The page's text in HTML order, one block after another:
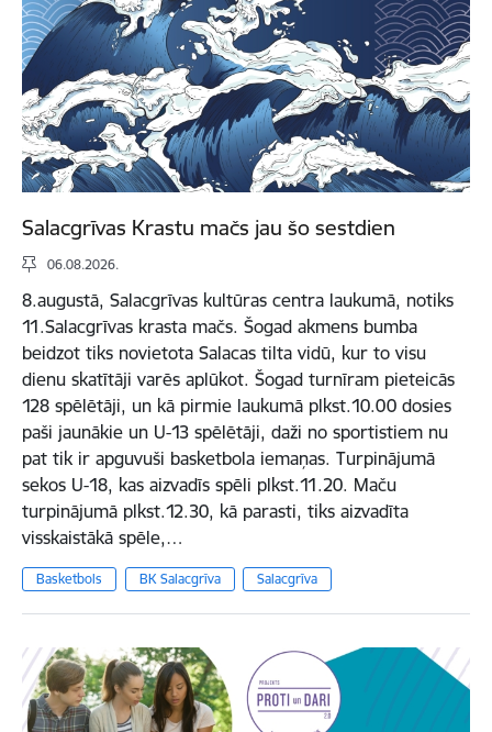
Salacgrīvas Krastu mačs jau šo sestdien
06.08.2026.
8.augustā, Salacgrīvas kultūras centra laukumā, notiks
11.Salacgrīvas krasta mačs. Šogad akmens bumba
beidzot tiks novietota Salacas tilta vidū, kur to visu
dienu skatītāji varēs aplūkot. Šogad turnīram pieteicās
128 spēlētāji, un kā pirmie laukumā plkst.10.00 dosies
paši jaunākie un U-13 spēlētāji, daži no sportistiem nu
pat tik ir apguvuši basketbola iemaņas. Turpinājumā
sekos U-18, kas aizvadīs spēli plkst.11.20. Maču
turpinājumā plkst.12.30, kā parasti, tiks aizvadīta
visskaistākā spēle,…
Basketbols BK Salacgrīva Salacgrīva